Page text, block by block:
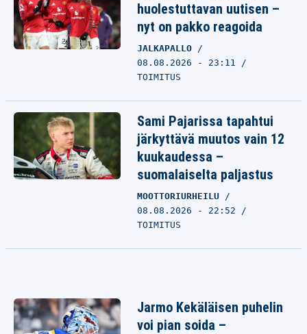
huolestuttavan uutisen –
nyt on pakko reagoida
JALKAPALLO
08.08.2026 - 23:11
TOIMITUS
Sami Pajarissa tapahtui
järkyttävä muutos vain 12
kuukaudessa –
suomalaiselta paljastus
MOOTTORIURHEILU
08.08.2026 - 22:52
TOIMITUS
Jarmo Kekäläisen puhelin
voi pian soida –